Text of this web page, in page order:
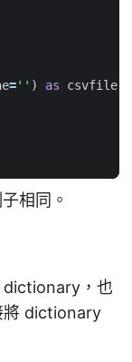
='' ) as csvfile
相同。
dictionary，也
將 dictionary